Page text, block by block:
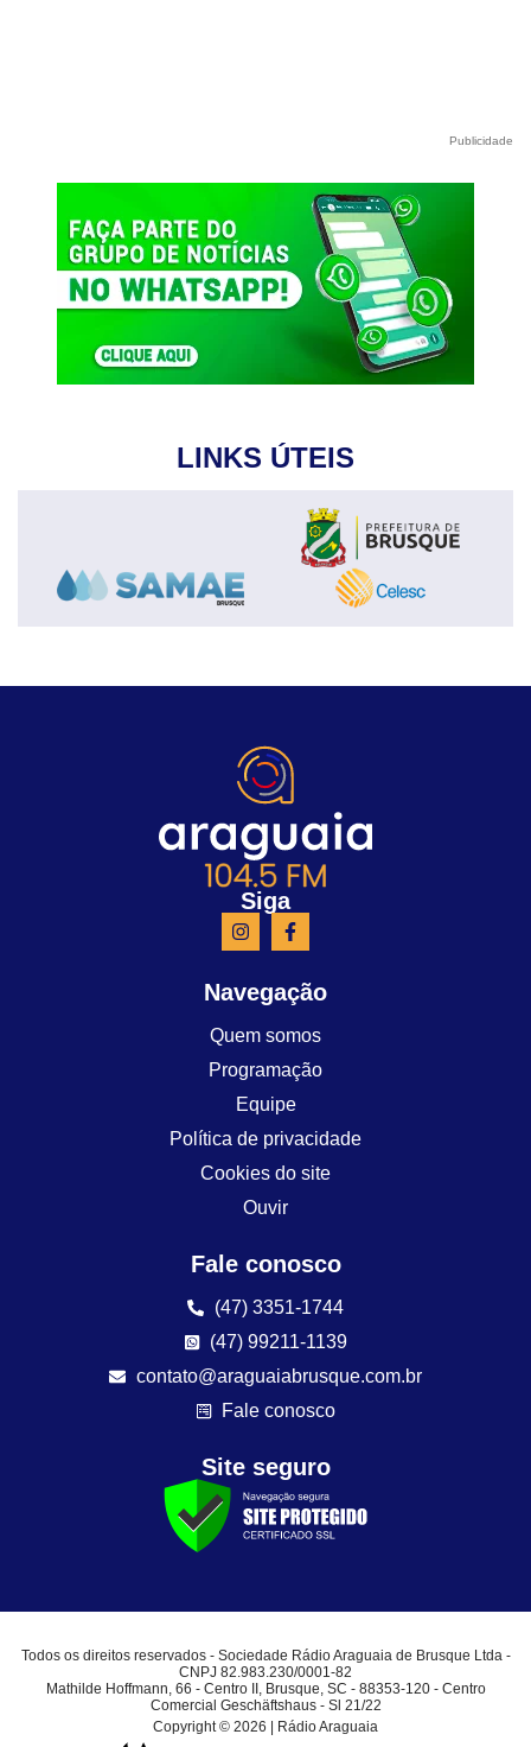
Publicidade
LINKS ÚTEIS
Siga
Navegação
Quem somos
Programação
Equipe
Política de privacidade
Cookies do site
Ouvir
Fale conosco
(47) 3351-1744
(47) 99211-1139
contato@araguaiabrusque.com.br
Fale conosco
Site seguro
Todos os direitos reservados - Sociedade Rádio Araguaia de Brusque Ltda -
CNPJ 82.983.230/0001-82
Mathilde Hoffmann, 66 - Centro II, Brusque, SC - 88353-120 - Centro
Comercial Geschäftshaus - Sl 21/22
Copyright © 2026 | Rádio Araguaia